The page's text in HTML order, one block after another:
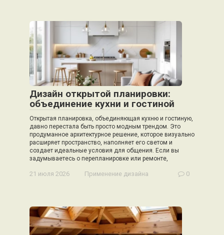
Дизайн открытой планировки:
объединение кухни и гостиной
Открытая планировка, объединяющая кухню и гостиную,
давно перестала быть просто модным трендом. Это
продуманное архитектурное решение, которое визуально
расширяет пространство, наполняет его светом и
создает идеальные условия для общения. Если вы
задумываетесь о перепланировке или ремонте,
21 июля 2026 Применение дизайна 0